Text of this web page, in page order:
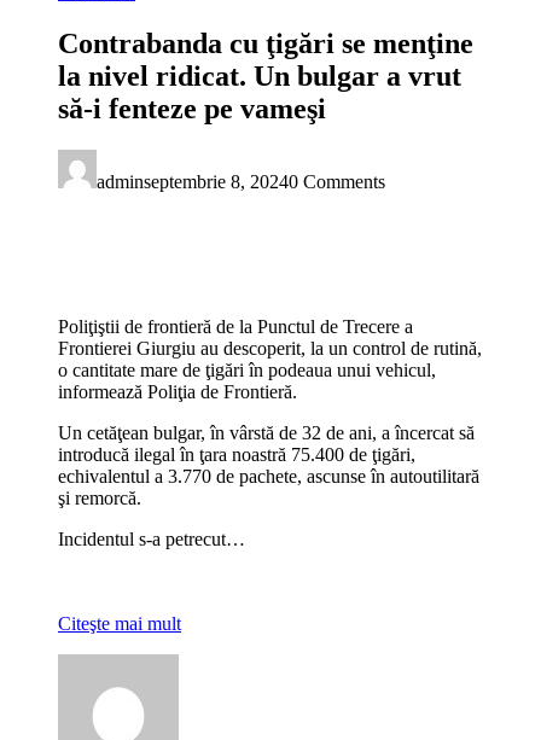
Contrabanda cu ţigări se menţine
la nivel ridicat. Un bulgar a vrut
să-i fenteze pe vameşi
adminseptembrie 8, 20240 Comments
Poliţiştii de frontieră de la Punctul de Trecere a
Frontierei Giurgiu au descoperit, la un control de rutină,
o cantitate mare de ţigări în podeaua unui vehicul,
informează Poliţia de Frontieră.
Un cetăţean bulgar, în vârstă de 32 de ani, a încercat să
introducă ilegal în ţara noastră 75.400 de ţigări,
echivalentul a 3.770 de pachete, ascunse în autoutilitară
şi remorcă.
Incidentul s-a petrecut…
Citeşte mai mult